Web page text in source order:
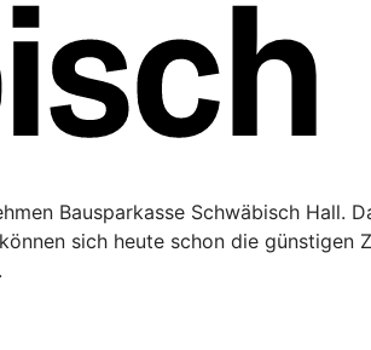
Bausparkasse Schwäbisch Hall.
sich heute schon die günstigen